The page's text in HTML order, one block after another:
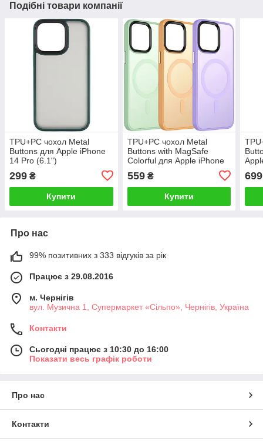
Подібні товари компанії
TPU+PC чохол Metal
Buttons для Apple iPhone
14 Pro (6.1")
299 ₴
Купити
TPU+PC чохол Metal
Buttons with MagSafe
Colorful для Apple iPhone
559₴
Купити
699
Про нас
99% позитивних з 333 відгуків за рік
Працює з 29.08.2016
м. Чернігів
вул. Музична 1, Супермаркет «Сільпо», Чернігів, Україна
Контакти
Сьогодні працює з 10:30 до 16:00
Показати весь графік роботи
Про нас
Контакти